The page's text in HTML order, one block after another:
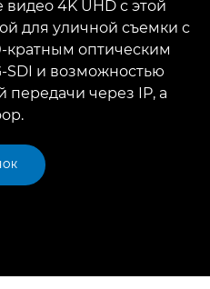
4K UHD с этой
для уличной съемки с
кратным оптическим
и возможностью
передачи через IP, а